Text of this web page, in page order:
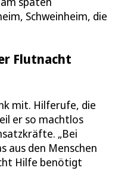
Schweinheim, die
Flutnacht
mit. Hilferufe, die
er so machtlos
„Bei
aus den Menschen
Hilfe benötigt